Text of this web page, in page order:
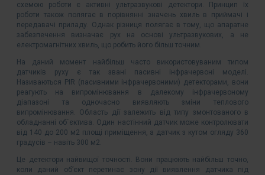
схемою роботи є активні ультразвукові детектори. Принцип їх
роботи також полягає в порівнянні значень хвиль в приймачі і
передавачі приладу. Однак різниця полягає в тому, що апаратне
забезпечення визначає рух на основі ультразвукових, а не
електромагнітних хвиль, що робить його більш точним.
На даний момент найбільш часто використовуваним типом
датчиків руху є так звані пасивні інфрачервоні моделі.
Називаються PIR (пасивними інфрачервоними) детекторами, вони
реагують на випромінювання в далекому інфрачервоному
діапазоні та одночасно виявляють зміни теплового
випромінювання. Область дії залежить від типу змонтованого в
обладнанні об`єктива. Один настінний датчик може контролювати
від 140 до 200 м2 площі приміщення, а датчик з кутом огляду 360
градусів – навіть 300 м2.
Це детектори найвищої точності. Вони працюють найбільш точно,
коли даний об’єкт перетинає зону дії виявлення датчика під